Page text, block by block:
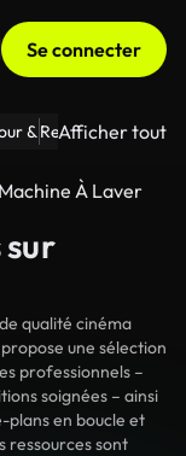
Se connecter
& Relations Le
Afficher tout
Machine À Laver
qualité cinéma
une sélection
professionnels –
soignées – ainsi
plans en boucle et
ressources sont